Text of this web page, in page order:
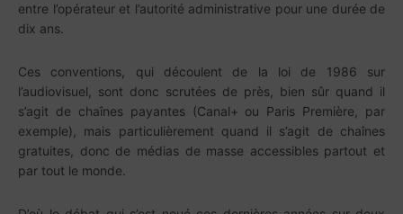
entre l’opérateur et l’autorité administrative pour une durée de
dix ans.
Ces conventions, qui découlent de la loi de 1986 sur
l’audiovisuel, sont donc scrutées de près, bien sûr quand il
s’agit de chaînes payantes (Canal+ ou Paris Première, par
exemple), mais particulièrement quand il s’agit de chaînes
gratuites, donc de médias de masse accessibles partout et
par tout le monde.